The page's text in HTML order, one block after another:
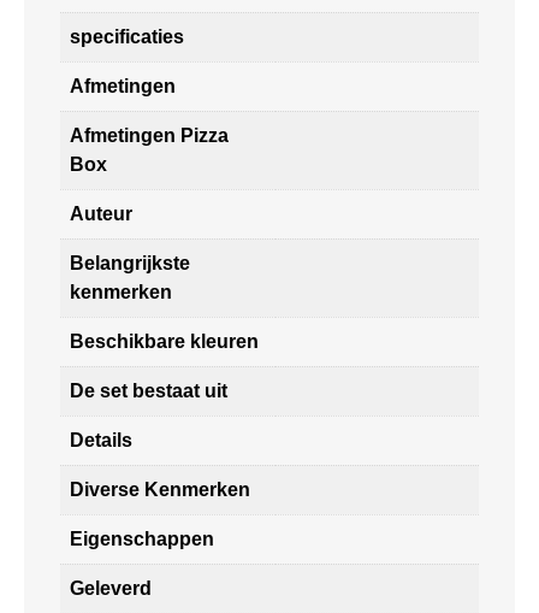
specificaties
Afmetingen
Afmetingen Pizza
Box
Auteur
Belangrijkste
kenmerken
Beschikbare kleuren
De set bestaat uit
Details
Diverse Kenmerken
Eigenschappen
Geleverd